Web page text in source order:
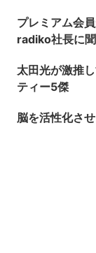
プレミアム会
radiko社長に
太田光が激推
ティー5傑
脳を活性化